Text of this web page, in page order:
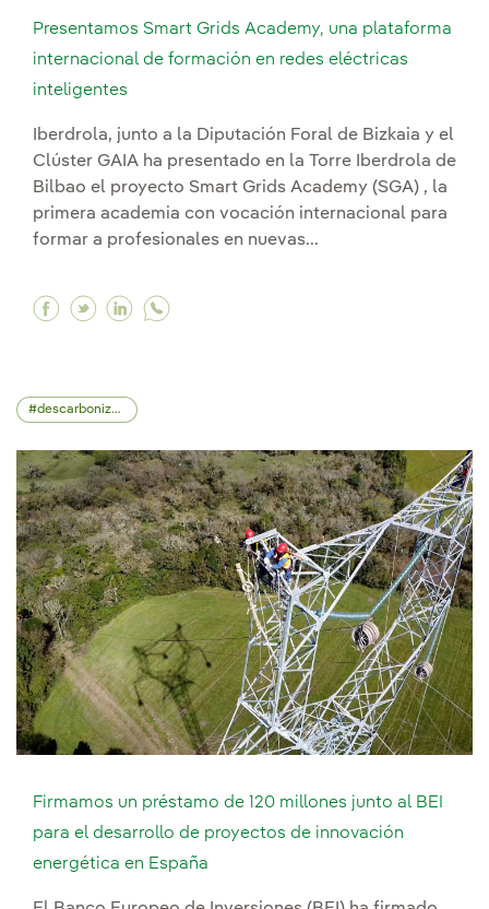
Presentamos Smart Grids Academy, una plataforma
internacional de formación en redes eléctricas
inteligentes
Iberdrola, junto a la Diputación Foral de Bizkaia y el
Clúster GAIA ha presentado en la Torre Iberdrola de
Bilbao el proyecto Smart Grids Academy (SGA) , la
primera academia con vocación internacional para
formar a profesionales en nuevas...
Facebook Presentamos Smart Grids
Twitter Presentamos Smart Grids
Linkedin Presentamos Smart Grids
descarbonización
Firmamos un préstamo de 120 millones junto al BEI
para el desarrollo de proyectos de innovación
energética en España